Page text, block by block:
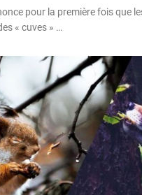
pour la première fois que
« cuves » …